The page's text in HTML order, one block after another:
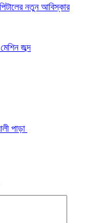
নতুন আবিস্কার
জব্দ
পাড়া